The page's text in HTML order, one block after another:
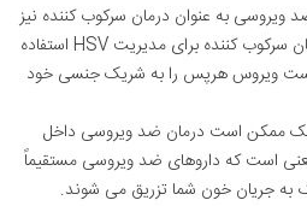
ویروسی به عنوان درمان سرکوب کننده نیز
شناخته می شود. افرادی که از درمان سرکوب کننده برای مدیریت HSV استفاده
است ویروس هرپس را به شریک جنسی خود
ممکن است درمان ضد ویروسی داخل
است که داروهای ضد ویروسی مستقیماً
به جریان خون شما تزریق می شوند.